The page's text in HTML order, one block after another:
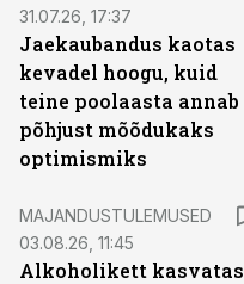
31.07.26, 17:37
Jaekaubandus kaotas
kevadel hoogu, kuid
teine poolaasta annab
põhjust mõõdukaks
optimismiks
MAJANDUSTULEMUSED
03.08.26, 11:45
Alkoholikett kasvatas